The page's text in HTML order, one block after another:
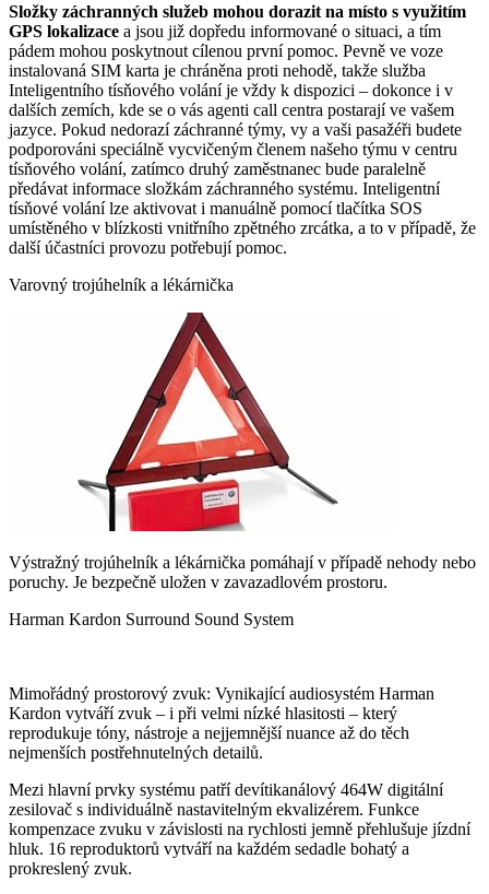
Složky záchranných služeb mohou dorazit na místo s využitím
GPS lokalizace a jsou již dopředu informované o situaci, a tím
pádem mohou poskytnout cílenou první pomoc. Pevně ve voze
instalovaná SIM karta je chráněna proti nehodě, takže služba
Inteligentního tísňového volání je vždy k dispozici – dokonce i v
dalších zemích, kde se o vás agenti call centra postarají ve vašem
jazyce. Pokud nedorazí záchranné týmy, vy a vaši pasažéři budete
podporováni speciálně vycvičeným členem našeho týmu v centru
tísňového volání, zatímco druhý zaměstnanec bude paralelně
předávat informace složkám záchranného systému. Inteligentní
tísňové volání lze aktivovat i manuálně pomocí tlačítka SOS
umístěného v blízkosti vnitřního zpětného zrcátka, a to v případě, že
další účastníci provozu potřebují pomoc.
Varovný trojúhelník a lékárnička
Výstražný trojúhelník a lékárnička pomáhají v případě nehody nebo
poruchy. Je bezpečně uložen v zavazadlovém prostoru.
Harman Kardon Surround Sound System
Mimořádný prostorový zvuk: Vynikající audiosystém Harman
Kardon vytváří zvuk – i při velmi nízké hlasitosti – který
reprodukuje tóny, nástroje a nejjemnější nuance až do těch
nejmenších postřehnutelných detailů.
Mezi hlavní prvky systému patří devítikanálový 464W digitální
zesilovač s individuálně nastavitelným ekvalizérem. Funkce
kompenzace zvuku v závislosti na rychlosti jemně přehlušuje jízdní
hluk. 16 reproduktorů vytváří na každém sedadle bohatý a
prokreslený zvuk.